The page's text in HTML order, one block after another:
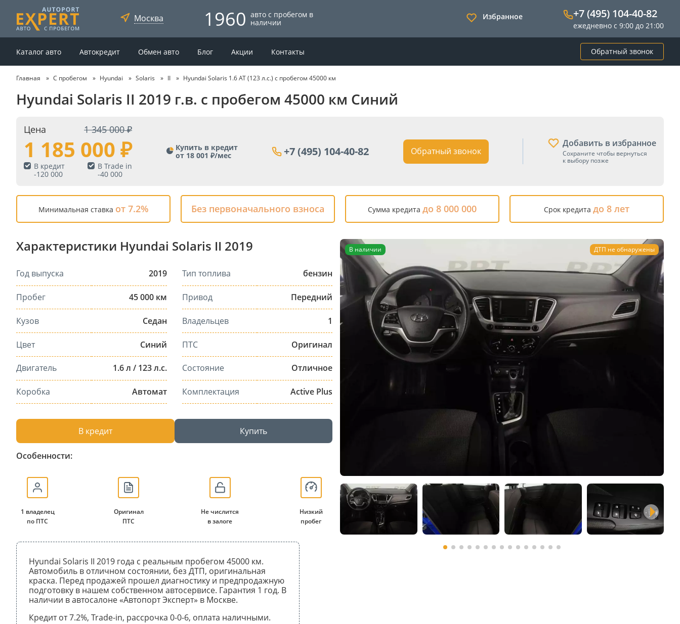
Москва 1960 авто с пробегом в
наличии
Избранное +7 (495) 104-40-82
ежедневно с 9:00 до 21:00
Каталог авто Автокредит Обмен авто Блог Акции Контакты Обратный звонок
Главная С пробегом Hyundai Solaris II Hyundai Solaris 1.6 AT (123 л.с.) с пробегом 45000 км
Hyundai Solaris II 2019 г.в. с пробегом 45000 км Синий
Цена 1 345 000
1 185 000
В кредит
-120 000
В Trade in
-40 000
Купить в кредит
от 18 001 ₽/мес
+7 (495) 104-40-82 Обратный звонок
Добавить в избранное
Сохраните чтобы вернуться
к выбору позже
Минимальная ставка от 7.2% Без первоначального взноса Сумма кредита до 8 000 000 Срок кредита до 8 лет
Характеристики Hyundai Solaris II 2019
Год выпуска 2019
Пробег 45 000 км
Кузов Седан
Цвет Синий
Двигатель 1.6 л / 123 л.с.
Коробка Автомат
Тип топлива бензин
Привод Передний
Владельцев 1
ПТС Оригинал
Состояние Отличное
Комплектация Active Plus
В кредит Купить
Особенности:
1 владелец
по ПТС
Оригинал
ПТС
Не числится
в залоге
Низкий
пробег
Hyundai Solaris II 2019 года с реальным пробегом 45000 км.
Автомобиль в отличном состоянии, без ДТП, оригинальная
краска. Перед продажей прошел диагностику и предпродажную
подготовку в нашем собственном автосервисе. Гарантия 1 год. В
наличии в автосалоне «Автопорт Эксперт» в Москве.
Кредит от 7.2%, Trade-in, рассрочка 0-0-6, оплата наличными.
В наличии ДТП не обнаружены